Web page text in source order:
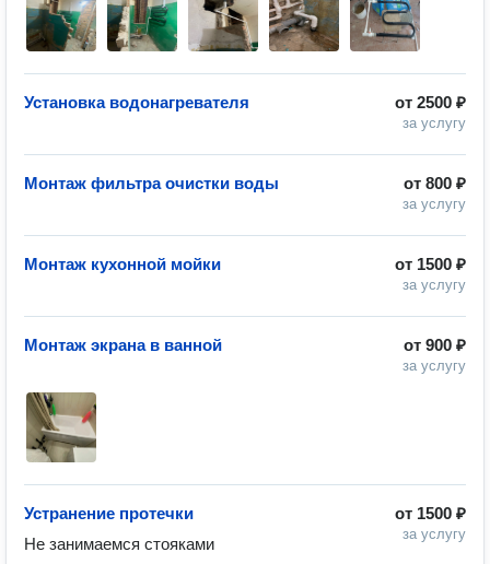
от 2500 ₽
за услугу
Установка водонагревателя
от 800 ₽
за услугу
Монтаж фильтра очистки воды
от 1500 ₽
за услугу
Монтаж кухонной мойки
от 900 ₽
за услугу
Монтаж экрана в ванной
от 1500 ₽
за услугу
Устранение протечки
Не занимаемся стояками